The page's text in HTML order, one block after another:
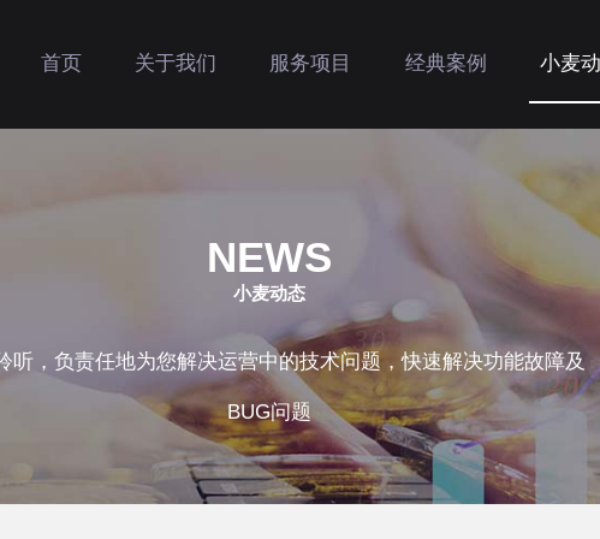
首页 关于我们 服务项目 经典案例 小麦
NEWS
小麦动态
听，负责任地为您解决运营中的技术问题，快速解决功能故障及
BUG问题